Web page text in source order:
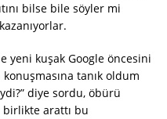
bilse bile söyler mi
yeni kuşak Google öncesini
tanık oldum
diye sordu, öbürü
birlikte arattı bu